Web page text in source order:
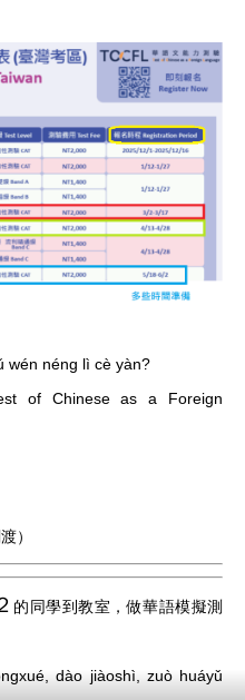
néng lì cè yàn?
of Chinese as a Foreign
）
的同學到教室，做華語模擬測
dào jiàoshì, zuò huáyǔ